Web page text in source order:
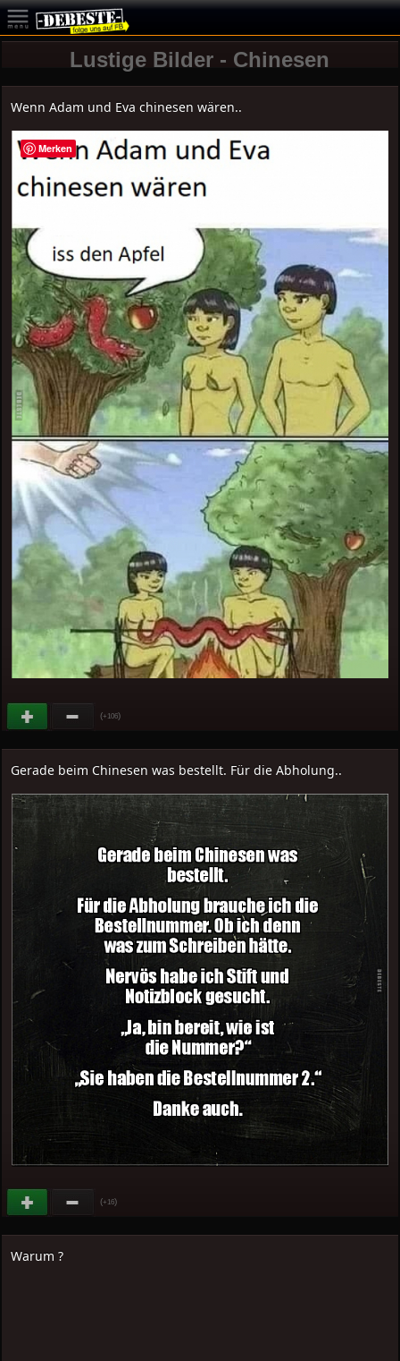
Lustige Bilder - Chinesen
Wenn Adam und Eva chinesen wären..
(+106)
Gerade beim Chinesen was bestellt. Für die Abholung..
(+16)
Warum ?
Merken